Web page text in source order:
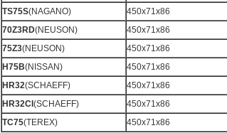
TS75S(NAGANO)
450x71x86
70Z3RD(NEUSON) 450x71x86
75Z3(NEUSON) 450x71x86
H75B(NISSAN) 450x71x86
HR32(SCHAEFF) 450x71x86
HR32CI (SCHAEFF) 450x71x86
TC75(TEREX) 450x71x86